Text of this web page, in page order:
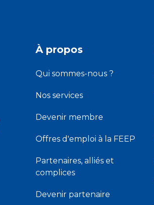
À propos
Qui sommes-nous ?
Nos services
Devenir membre
Offres d'emploi à la FEEP
Partenaires, alliés et
complices
Devenir partenaire